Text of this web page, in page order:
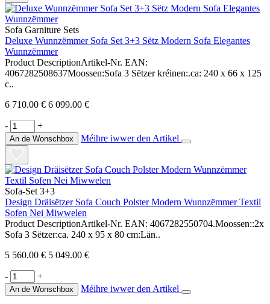
Sofa Garniture Sets
Deluxe Wunnzëmmer Sofa Set 3+3 Sëtz Modern Sofa Elegantes
Wunnzëmmer
Product DescriptionArtikel-Nr. EAN:
4067282508637Moossen:Sofa 3 Sëtzer kréinen:.ca: 240 x 66 x 125
c..
6 710.00 € 6 099.00 €
- +
An de Wonschbox Méihre iwwer den Artikel
Sofa-Set 3+3
Design Dräisëtzer Sofa Couch Polster Modern Wunnzëmmer Textil
Sofen Nei Miwwelen
Product DescriptionArtikel-Nr. EAN: 4067282550704.Moossen::2x
Sofa 3 Sëtzer:ca. 240 x 95 x 80 cm:Län..
5 560.00 € 5 049.00 €
- +
An de Wonschbox Méihre iwwer den Artikel